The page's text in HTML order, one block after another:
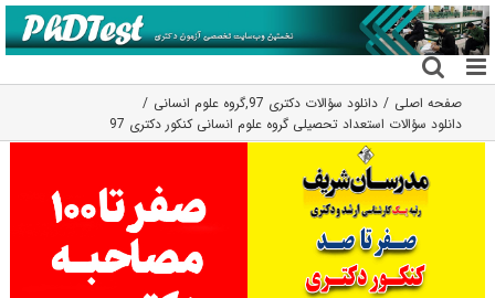
رفتن
به
محتوا
صفحه اصلی دانلود سؤالات دکتری 97 ,گروه علوم انسانی
دانلود سؤالات استعداد تحصیلی گروه علوم انسانی کنکور دکتری 97